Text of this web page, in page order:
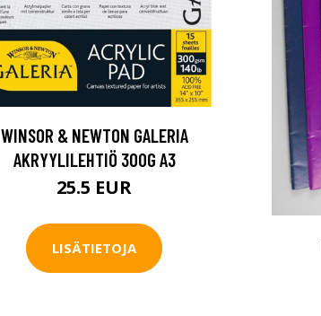
WINSOR & NEWTON GALERIA
AKRYYLILEHTIÖ 300G A3
25.5 EUR
LISÄTIETOJA